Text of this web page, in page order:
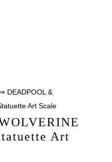
DEADPOOL &
Art Scale
Art